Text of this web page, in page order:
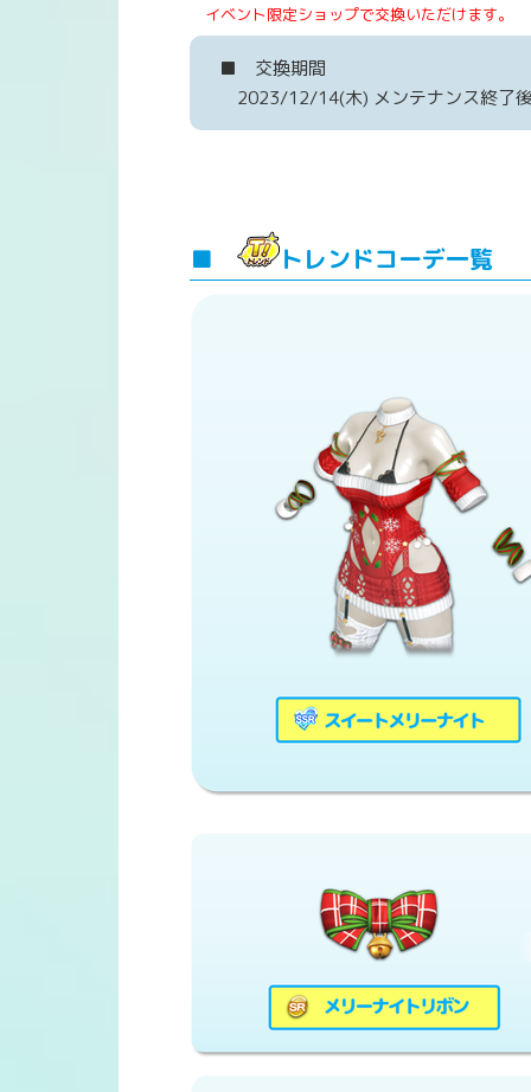
イベント限定ショップで交換いただけます。
■ 交換期間
2023/12/14(木) メンテナンス終了
■ トレンドコーデ一覧